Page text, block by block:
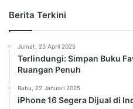
Berita Terkini
Jumat, 25 April 2025
Terlindungi: Simpan Buku
Ruangan Penuh
Rabu, 22 Januari 2025
iPhone 16 Segera Dijual di